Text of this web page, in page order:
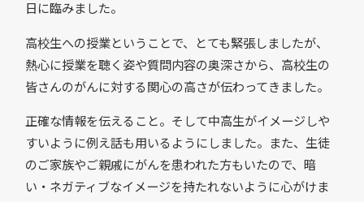
日に臨みました。
高校生への授業ということで、とても緊張しましたが、
熱心に授業を聴く姿や質問内容の奥深さから、高校生の
皆さんのがんに対する関心の高さが伝わってきました。
正確な情報を伝えること。そして中高生がイメージしや
すいように例え話も用いるようにしました。また、生徒
のご家族やご親戚にがんを患われた方もいたので、暗
い・ネガティブなイメージを持たれないように心がけま